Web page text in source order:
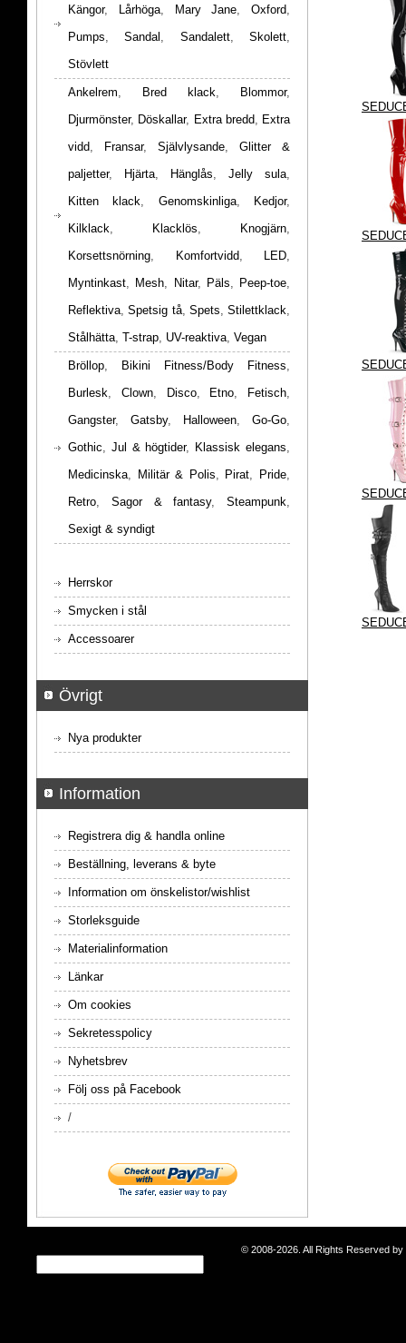
Kängor, Lårhöga, Mary Jane, Oxford,
Pumps,Sandal , Sandalett,Skolett,
Stövlett
Ankelrem, Bred klack, Blommor,
Djurmönster, Döskallar, Extra bredd, Extra
vidd, Fransar, Självlysande, Glitter &
paljetter, Hjärta, Hänglås, Jelly sula,
Kitten klack, Genomskinliga, Kedjor,
Kilklack, Klacklös, Knogjärn,
Korsettsnörning, Komfortvidd, LED,
Myntinkast, Mesh, Nitar, Päls, Peep-toe,
Reflektiva,Spetsig tå, Spets, Stilettklack,
Stålhätta, T-strap, UV-reaktiva, Vegan
Bröllop, Bikini Fitness/Body Fitness,
Burlesk, Clown, Disco, Etno, Fetisch,
Gangster, Gatsby, Halloween, Go-Go,
Gothic, Jul & högtider, Klassisk elegans,
Medicinska, Militär & Polis, Pirat, Pride,
Retro, Sagor & fantasy, Steampunk,
Sexigt & syndigt
Herrskor
Smycken i stål
Accessoarer
Övrigt
Nya produkter
Information
Registrera dig & handla online
Beställning, leverans & byte
Information om önskelistor/wishlist
Storleksguide
Materialinformation
Länkar
Om cookies
Sekretesspolicy
Nyhetsbrev
Följ oss på Facebook
/
© 2008-2026. All Rights Reserved